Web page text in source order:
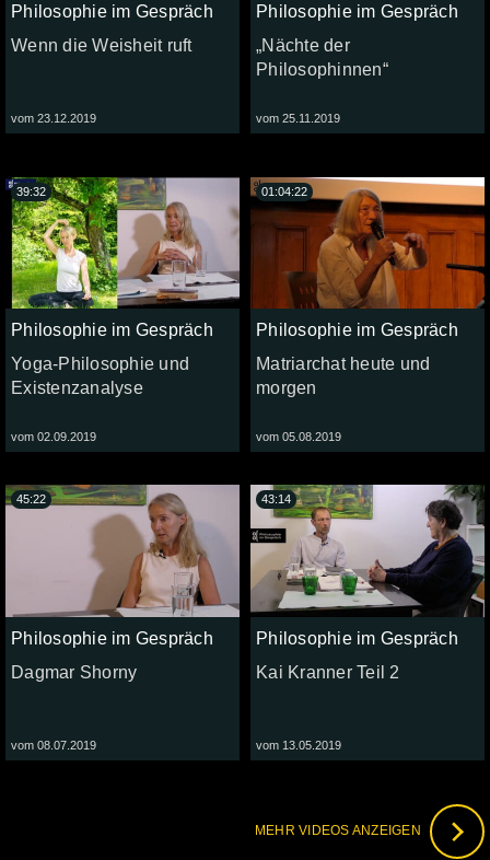
Philosophie im Gespräch
Wenn die Weisheit ruft
vom 23.12.2019
Philosophie im Gespräch
„Nächte der
Philosophinnen“
vom 25.11.2019
Philosophie im Gespräch
Yoga-Philosophie und
Existenzanalyse
vom 02.09.2019
39:32
Philosophie im Gespräch
Matriarchat heute und
morgen
vom 05.08.2019
01:04:22
Philosophie im Gespräch
Dagmar Shorny
vom 08.07.2019
45:22
Philosophie im Gespräch
Kai Kranner Teil 2
vom 13.05.2019
43:14
MEHR VIDEOS ANZEIGEN